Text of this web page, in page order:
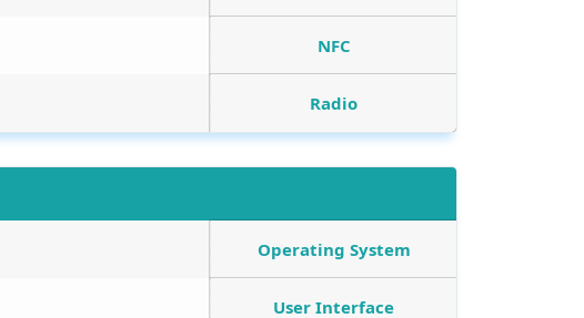
NFC
Radio
Operating System
User Interface